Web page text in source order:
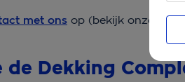
met ons op (bekijk onze
de Dekking